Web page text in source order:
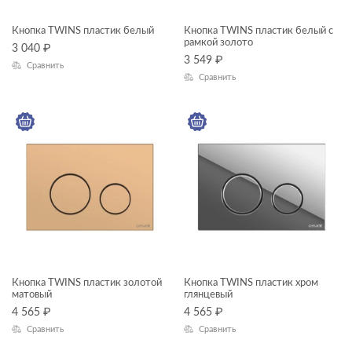
Кнопка TWINS пластик белый
3 040 ₽
Сравнить
Кнопка TWINS пластик белый с
рамкой золото
3 549 ₽
Сравнить
Кнопка TWINS пластик золотой
матовый
4 565 ₽
Сравнить
Кнопка TWINS пластик хром
глянцевый
4 565 ₽
Сравнить